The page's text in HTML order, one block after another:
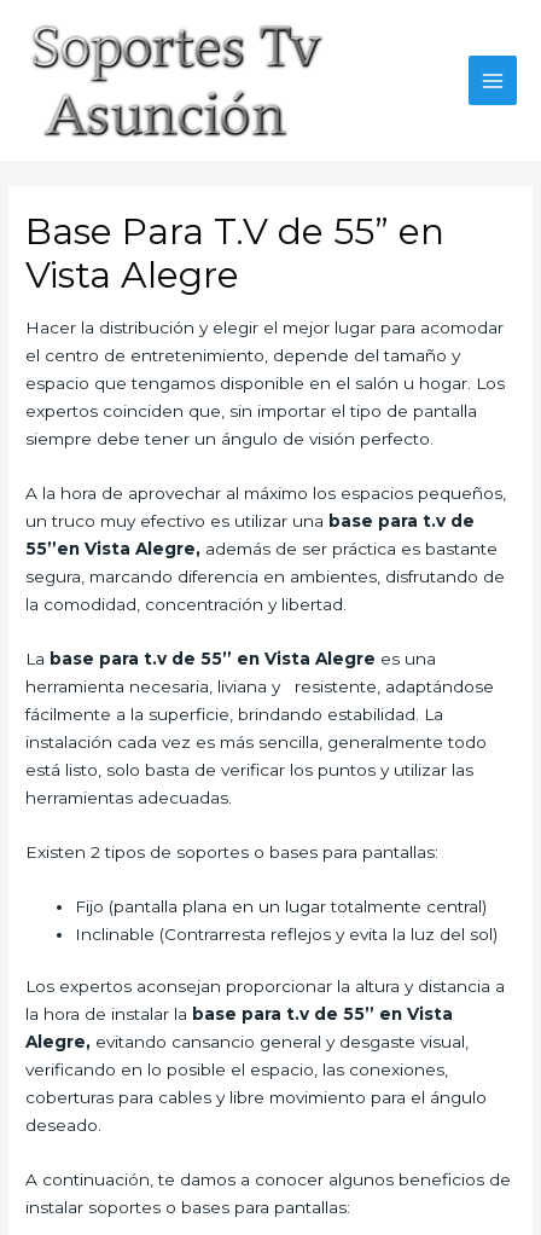
content
Base Para T.V de 55” en
Vista Alegre
Hacer la distribución y elegir el mejor lugar para acomodar
el centro de entretenimiento, depende del tamaño y
espacio que tengamos disponible en el salón u hogar. Los
expertos coinciden que, sin importar el tipo de pantalla
siempre debe tener un ángulo de visión perfecto.
A la hora de aprovechar al máximo los espacios pequeños,
un truco muy efectivo es utilizar una base para t.v de
55”en Vista Alegre, además de ser práctica es bastante
segura, marcando diferencia en ambientes, disfrutando de
la comodidad, concentración y libertad.
La base para t.v de 55” en Vista Alegre es una
herramienta necesaria, liviana y resistente, adaptándose
fácilmente a la superficie, brindando estabilidad. La
instalación cada vez es más sencilla, generalmente todo
está listo, solo basta de verificar los puntos y utilizar las
herramientas adecuadas.
Existen 2 tipos de soportes o bases para pantallas:
Fijo (pantalla plana en un lugar totalmente central)
Inclinable (Contrarresta reflejos y evita la luz del sol)
Los expertos aconsejan proporcionar la altura y distancia a
la hora de instalar la base para t.v de 55” en Vista
Alegre, evitando cansancio general y desgaste visual,
verificando en lo posible el espacio, las conexiones,
coberturas para cables y libre movimiento para el ángulo
deseado.
A continuación, te damos a conocer algunos beneficios de
instalar soportes o bases para pantallas: